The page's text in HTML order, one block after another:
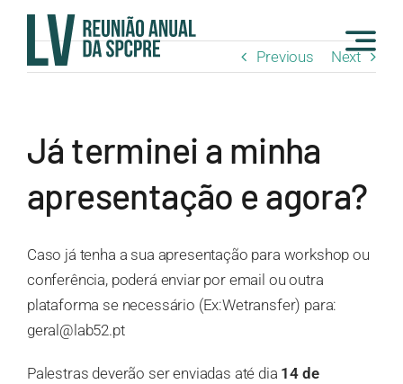
content
Previous Next
Já terminei a minha
apresentação e agora?
Caso já tenha a sua apresentação para workshop ou
conferência, poderá enviar por email ou outra
plataforma se necessário (Ex:Wetransfer) para:
geral@lab52.pt
Palestras deverão ser enviadas até dia 14 de